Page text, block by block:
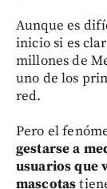
Aunque es
inicio si es
millones de
uno de los
red.
Pero el
gestarse a
usuarios que
mascotas